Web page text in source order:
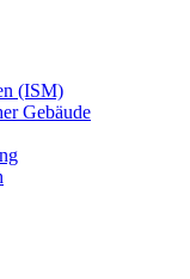
(ISM)
Gebäude